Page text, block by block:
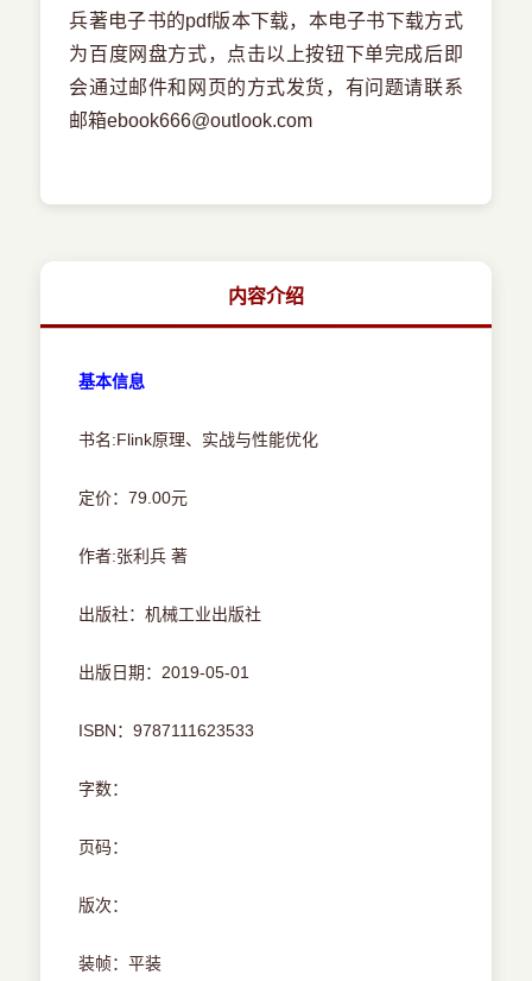
兵著电子书的pdf版本下载，本电子书下载方式
为百度网盘方式，点击以上按钮下单完成后即
会通过邮件和网页的方式发货，有问题请联系
邮箱ebook666@outlook.com
内容介绍
基本信息
书名:Flink原理、实战与性能优化
定价：79.00元
作者:张利兵 著
出版社：机械工业出版社
出版日期：2019-05-01
ISBN：9787111623533
字数：
页码：
版次：
装帧：平装